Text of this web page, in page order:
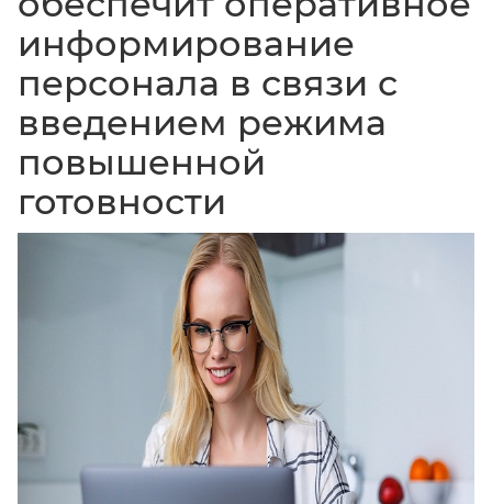
информирование
персонала в связи с
введением режима
повышенной
готовности